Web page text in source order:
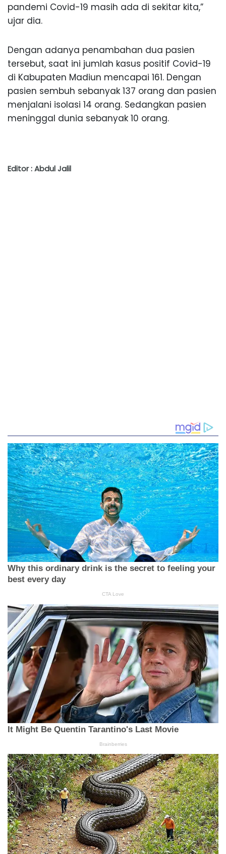
pandemi Covid-19 masih ada di sekitar kita,”
ujar dia.
Dengan adanya penambahan dua pasien
tersebut, saat ini jumlah kasus positif Covid-19
di Kabupaten Madiun mencapai 161. Dengan
pasien sembuh sebanyak 137 orang dan pasien
menjalani isolasi 14 orang. Sedangkan pasien
meninggal dunia sebanyak 10 orang.
Editor : Abdul Jalil